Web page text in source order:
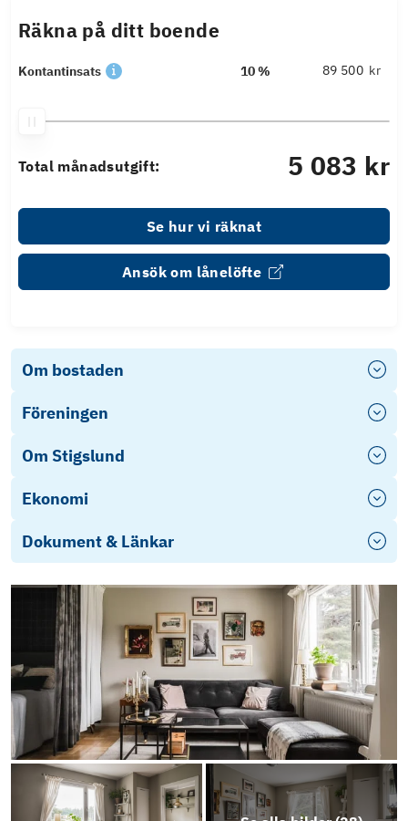
Räkna på ditt boende
Kontantinsats 10 % kr
Total månadsutgift: 5 083 kr
Se hur vi räknat
Ansök om lånelöfte
Om bostaden
Föreningen
Om Stigslund
Ekonomi
Dokument & Länkar
Objektsbeskrivning